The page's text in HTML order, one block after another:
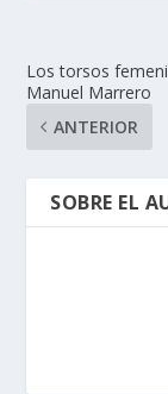
Los torsos
Manuel Marrero
ANTERIOR
SOBRE EL